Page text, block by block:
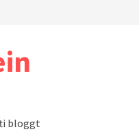
bloggt